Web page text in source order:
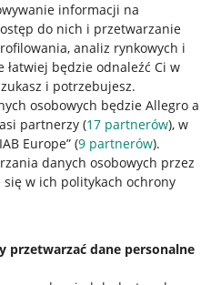
informacji na
do nich i przetwarzanie
analiz rynkowych i
łatwiej będzie odnaleźć Ci w
i potrzebujesz.
osobowych będzie Allegro a
partnerzy (17 partnerów), w
Europe” (9 partnerów).
danych osobowych przez
w ich politykach ochrony
przetwarzać dane personalne